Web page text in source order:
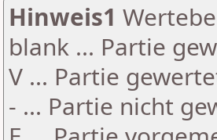
Hinweis1
blank ... Partie
V ... Partie
- ... Partie nicht